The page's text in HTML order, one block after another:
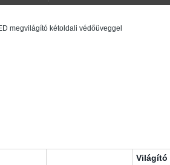
megvilágító kétoldali védőüveggel
Világító